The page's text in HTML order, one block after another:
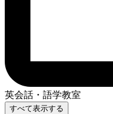
英会話・語学教室
すべて表示する